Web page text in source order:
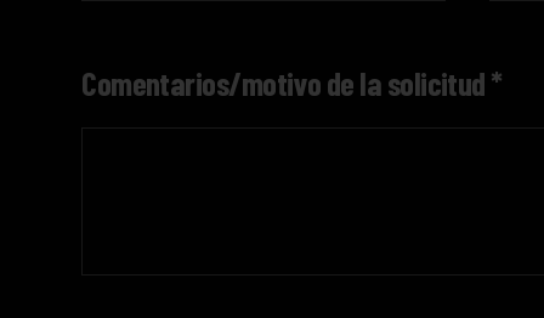
Comentarios/motivo de la solicitud *